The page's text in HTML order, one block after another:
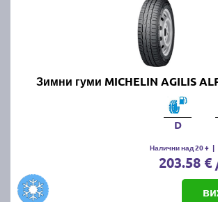
Зимни гуми MICHELIN AGILIS
D
Налични над 20 + |
203.58 €